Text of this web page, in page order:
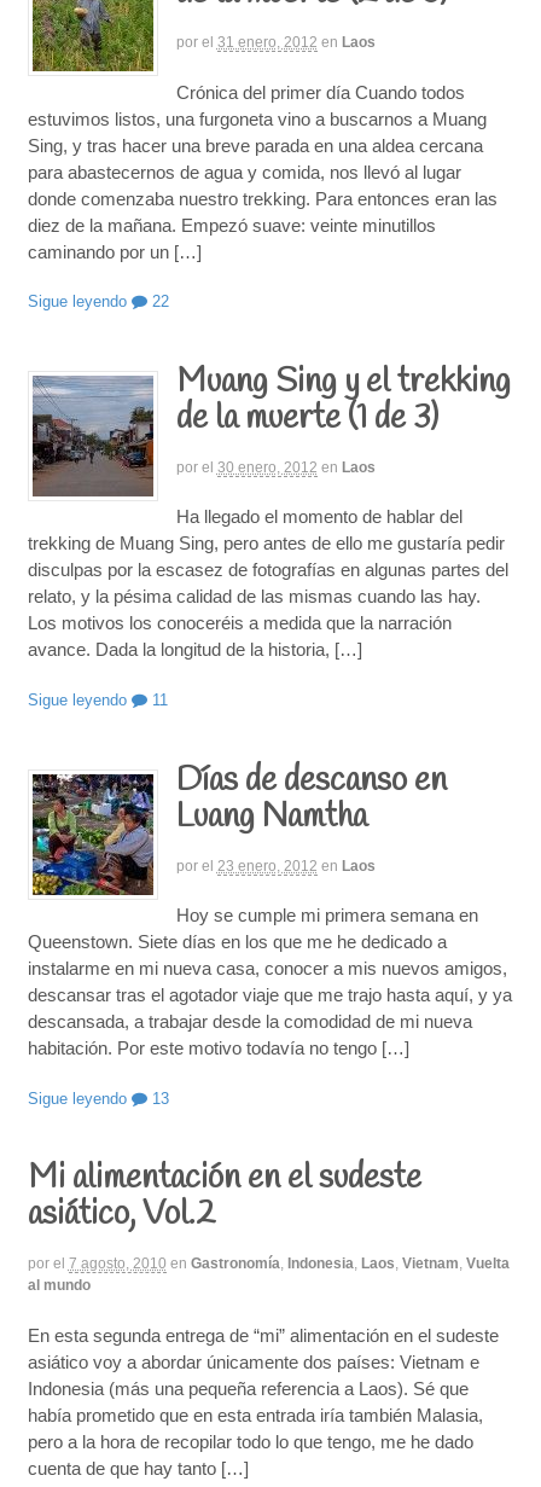
por el 31 enero, 2012 en Laos
Crónica del primer día Cuando todos
estuvimos listos, una furgoneta vino a buscarnos a Muang
Sing, y tras hacer una breve parada en una aldea cercana
para abastecernos de agua y comida, nos llevó al lugar
donde comenzaba nuestro trekking. Para entonces eran las
diez de la mañana. Empezó suave: veinte minutillos
caminando por un […]
Sigue leyendo 22
Muang Sing y el trekking
de la muerte (1 de 3)
por el 30 enero, 2012 en Laos
Ha llegado el momento de hablar del
trekking de Muang Sing, pero antes de ello me gustaría pedir
disculpas por la escasez de fotografías en algunas partes del
relato, y la pésima calidad de las mismas cuando las hay.
Los motivos los conoceréis a medida que la narración
avance. Dada la longitud de la historia, […]
Sigue leyendo 11
Días de descanso en
Luang Namtha
por el 23 enero, 2012 en Laos
Hoy se cumple mi primera semana en
Queenstown. Siete días en los que me he dedicado a
instalarme en mi nueva casa, conocer a mis nuevos amigos,
descansar tras el agotador viaje que me trajo hasta aquí, y ya
descansada, a trabajar desde la comodidad de mi nueva
habitación. Por este motivo todavía no tengo […]
Sigue leyendo 13
Mi alimentación en el sudeste
asiático, Vol.2
por el 7 agosto, 2010 en Gastronomía, Indonesia, Laos, Vietnam, Vuelta
al mundo
En esta segunda entrega de “mi” alimentación en el sudeste
asiático voy a abordar únicamente dos países: Vietnam e
Indonesia (más una pequeña referencia a Laos). Sé que
había prometido que en esta entrada iría también Malasia,
pero a la hora de recopilar todo lo que tengo, me he dado
cuenta de que hay tanto […]